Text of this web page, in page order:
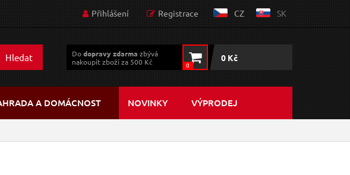
Přihlášení Registrace CZ SK
Hledat Dodopravy zdarma zbývá
nakoupit zboží za 500 Kč
0
0 Kč
A DOMÁCNOST NOVINKY VÝPRODEJ